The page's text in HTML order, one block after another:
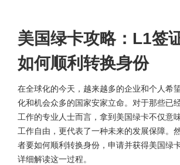
美国绿卡攻略：L1签
如何顺利转换身份
在全球化的今天，越来越多的企业和个人希
化和机会众多的国家安家立命。对于那些已
工作的专业人士而言，拿到美国绿卡不仅意
工作自由，更代表了一种未来的发展保障。
者要如何顺利转换身份，申请并获得美国绿
详细解读这一过程。